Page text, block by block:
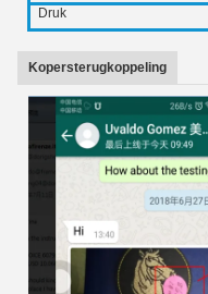
Druk
Kopersterugkoppeling